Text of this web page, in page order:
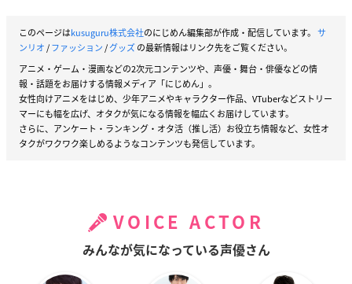
このページはkusuguru株式会社のにじめん編集部が作成・配信しています。 サ
ンリオ/ファッション/グッズの最新情報はリンク先をご覧ください。
アニメ・ゲーム・漫画などの2次元コンテンツや、声優・舞台・俳優などの情
報・話題をお届けする情報メディア「にじめん」。
女性向けアニメをはじめ、少年アニメやキャラクター作品、VTuberなどストリー
マーにも幅を広げ、オタクが気になる情報を幅広くお届けしています。
さらに、アンケート・ランキング・オタ活（推し活）お役立ち情報など、女性オ
タクがワクワク楽しめるようなコンテンツも発信しています。
VOICE ACTOR
みんなが気になっている声優さん